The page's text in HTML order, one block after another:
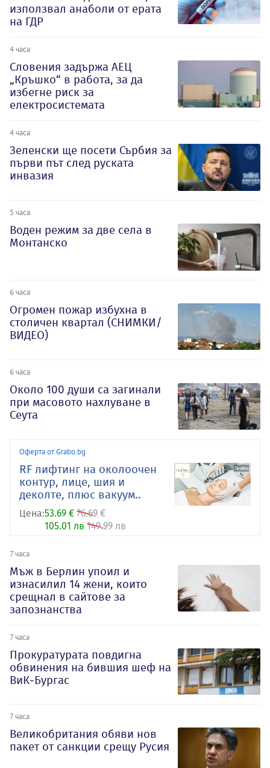
използвал анаболи от ерата
на ГДР
4 часа
Словения задържа АЕЦ
„Кръшко“ в работа, за да
избегне риск за
електросистемата
4 часа
Зеленски ще посети Сърбия за
първи път след руската
инвазия
5 часа
Воден режим за две села в
Монтанско
6 часа
Огромен пожар избухна в
столичен квартал (СНИМКИ/
ВИДЕО)
6 часа
Около 100 души са загинали
при масовото нахлуване в
Сеута
Оферта от Grabo.bg
RF лифтинг на околоочен
контур, лице, шия и
деколте, плюс вакуум..
Цена:53.69 € 76.69 €
105.01 лв 149.99 лв
7 часа
Мъж в Берлин упоил и
изнасилил 14 жени, които
срещнал в сайтове за
запознанства
7 часа
Прокуратурата повдигна
обвинения на бившия шеф на
ВиК-Бургас
7 часа
Великобритания обяви нов
пакет от санкции срещу Русия